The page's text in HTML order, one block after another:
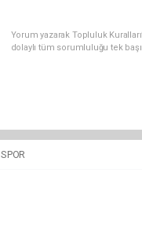
Yorum yazarak Topluluk
dolaylı tüm sorumluluğu tek
SPOR